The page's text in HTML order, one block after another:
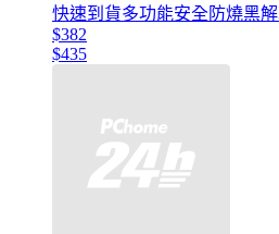
快速到貨多功能安全防燒黑
$382
$435